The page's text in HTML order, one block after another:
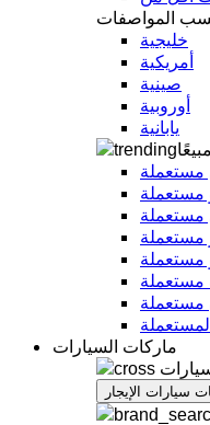
المواصفات
خليجية
أمريكية
صينية
أوروبية
يابانية
مستعملة
مستعملة
مستعملة
مستعملة
مستعملة
ماركات السيارات
سيارات الإيجار